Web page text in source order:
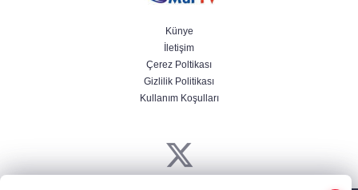
Künye
İletişim
Çerez Poltikası
Gizlilik Politikası
Kullanım Koşulları